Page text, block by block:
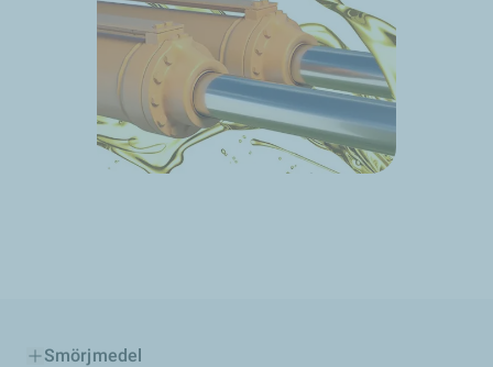
Smörjmedel